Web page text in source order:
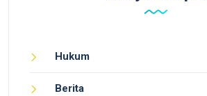
Hukum
Berita